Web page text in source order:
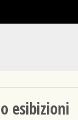
esibizioni